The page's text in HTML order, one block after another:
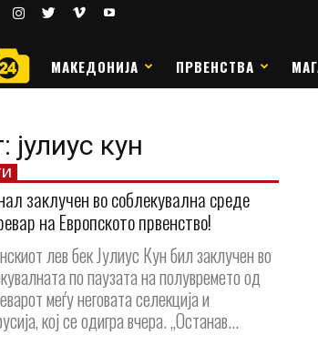
МАКЕДОНИЈА ПРВЕНСТВА
јулиус кун
заклучен во соблекувална среде
на Европското првенство!
лев бек Јулиус Кун бил заклучен во
по паузата на полувремето од
меѓу неговата селекција и
кој се одигра вчера. „Останав...